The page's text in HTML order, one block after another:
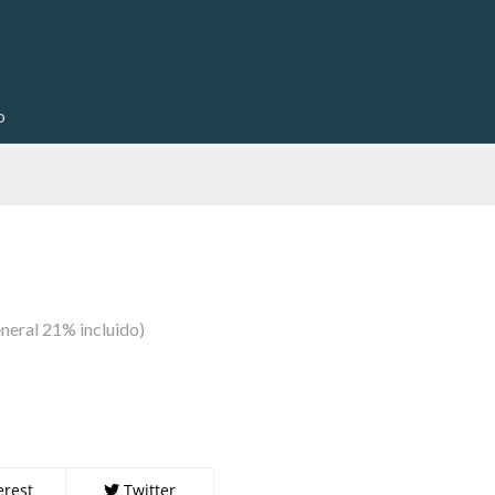
21% incluido)
Twitter